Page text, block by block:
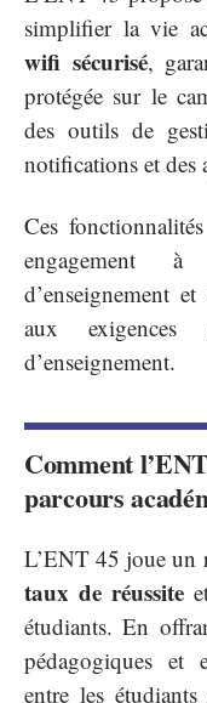
simplifier la vie
wifi sécurisé,
protégée sur le
des outils de
notifications et des
Ces
engagement
d’enseignement
aux exigences
d’enseignement.
Comment
parcours
L’ENT 45 joue un
taux de réussite
étudiants. En
pédagogiques et
entre les